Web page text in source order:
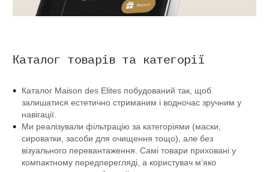
Каталог товарів та категорії
Каталог Maison des Elites побудований так, щоб
залишатися естетично стриманим і водночас зручним у
навігації.
Ми реалізували фільтрацію за категоріями (маски,
сироватки, засоби для очищення тощо), але без
візуального перевантаження. Самі товари приховані у
компактному передперегляді, а користувач мʼяко